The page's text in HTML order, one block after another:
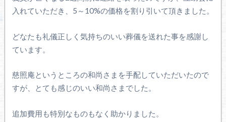
入れていただき、5～10%の価格を割り引いて頂きました。
どなたも礼儀正しく気持ちのいい葬儀を送れた事を感謝し
ています。
慈照庵というところの和尚さまを手配していただいたので
すが、とても感じのいい和尚さまでした。
追加費用も特別なものもなく助かりました。